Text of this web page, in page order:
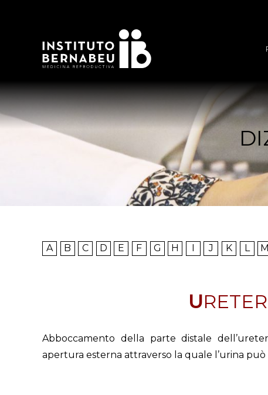
A B C D E F G H I J K L M
Abboccamento della parte distale
apertura esterna attraverso la quale l’urina può